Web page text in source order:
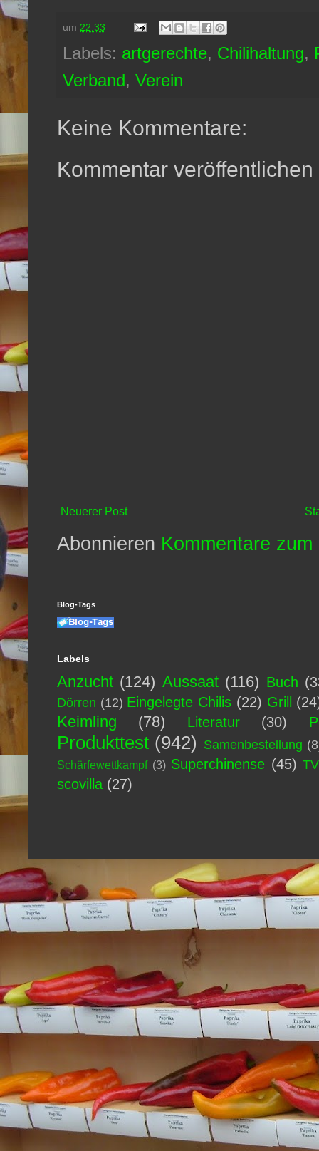
um 22:33
Labels: artgerechte, Chilihaltung,
Verband, Verein
Keine Kommentare:
Kommentar veröffentlichen
Neuerer Post
Abonnieren Kommentare
Blog-Tags
Labels
Anzucht (124) Aussaat (116) Buch
Dörren (12) Eingelegte Chilis (22) Grill
Keimling (78) Literatur (30)
Produkttest (942) Samenbestellung
Schärfewettkampf (3) Superchinense (45) TV
scovilla (27)